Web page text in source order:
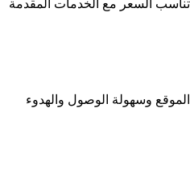
السعر مع الخدمات المقدمة
وسهولة الوصول والهدوء